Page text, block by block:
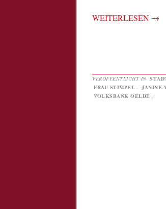
WEITERLESEN →
VERÖFFENTLICHT IN
FRAU STIMPEL , JANINE
VOLKSBANK OELDE |